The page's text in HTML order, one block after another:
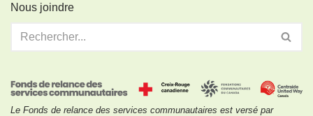
Nous joindre
Le Fonds de relance des services communautaires est versé par